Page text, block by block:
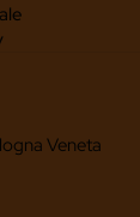
Veneta